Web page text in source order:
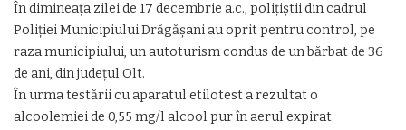
În dimineața zilei de 17 decembrie a.c., polițiștii din cadrul
Poliției Municipiului Drăgășani au oprit pentru control, pe
raza municipiului, un autoturism condus de un bărbat de 36
de ani, din județul Olt.
În urma testării cu aparatul etilotest a rezultat o
alcoolemiei de 0,55 mg/l alcool pur în aerul expirat.